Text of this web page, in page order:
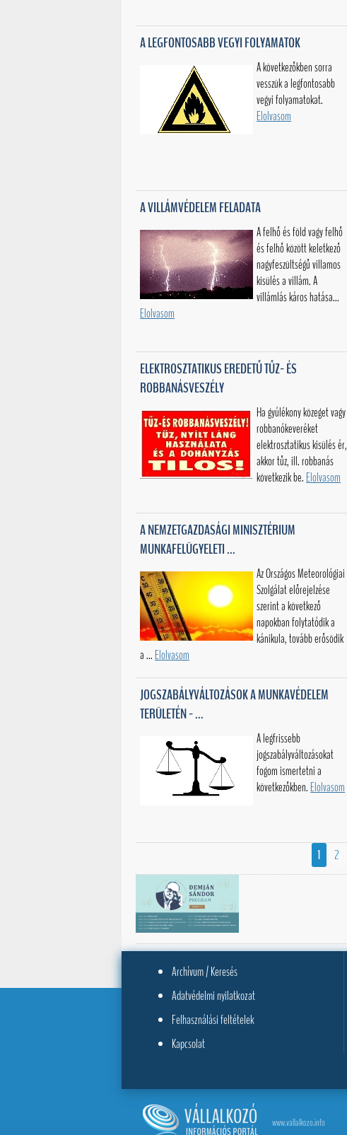
A LEGFONTOSABB VEGYI FOLYAMATOK
A következőkben sorra
vesszük a legfontosabb
vegyi folyamatokat.
Elolvasom
A VILLÁMVÉDELEM FELADATA
A felhő és föld vagy felhő
és felhő között keletkező
nagyfeszültségű villamos
kisülés a villám. A
villámlás káros hatása...
Elolvasom
ELEKTROSZTATIKUS EREDETŰ TŰZ- ÉS
ROBBANÁSVESZÉLY
Ha gyúlékony közeget vagy
robbanókeveréket
elektrosztatikus kisülés ér,
akkor tűz, ill. robbanás
következik be. Elolvasom
A NEMZETGAZDASÁGI MINISZTÉRIUM
MUNKAFELÜGYELETI ...
Az Országos Meteorológiai
Szolgálat előrejelzése
szerint a következő
napokban folytatódik a
kánikula, tovább erősödik
a ... Elolvasom
JOGSZABÁLYVÁLTOZÁSOK A MUNKAVÉDELEM
TERÜLETÉN - ...
A legfrissebb
jogszabályváltozásokat
fogom ismertetni a
következőkben. Elolvasom
1 2
Archívum / Keresés
Adatvédelmi nyilatkozat
Felhasználási feltételek
Kapcsolat
www.vallalkozo.info